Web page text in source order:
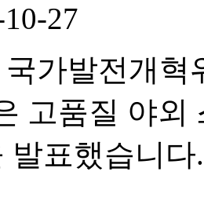
27
국가발전개
고품질 야외
발표했습니다.